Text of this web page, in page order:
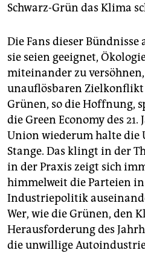
Schwarz-Grün das Klima
Die Fans dieser
sie seien geeignet,
miteinander zu
unauflösbaren Zielkonflikt
Grünen, so die Hoffnung,
die Green Economy des
Union wiederum halte die
Stange. Das klingt in der
in der Praxis zeigt sich
himmelweit die Parteien
Industriepolitik
Wer, wie die Grünen, den
Herausforderung des
die unwillige